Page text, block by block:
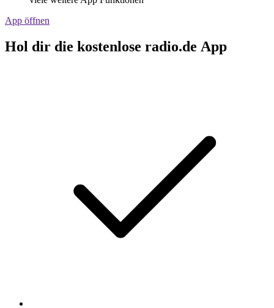
App öffnen
Hol dir die kostenlose radio.de App